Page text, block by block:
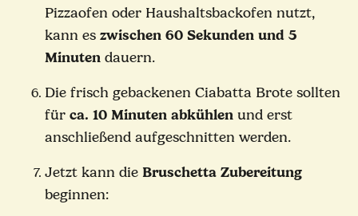
Pizzaofen oder Haushaltsbackofen nutzt,
kann es zwischen 60 Sekunden und 5
Minuten dauern.
Die frisch gebackenen Ciabatta Brote sollten
für ca. 10 Minuten abkühlen und erst
anschließend aufgeschnitten werden.
Jetzt kann die Bruschetta Zubereitung
beginnen: